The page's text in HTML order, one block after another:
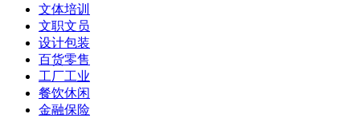
文体培训
文职文员
设计包装
百货零售
工厂工业
餐饮休闲
金融保险